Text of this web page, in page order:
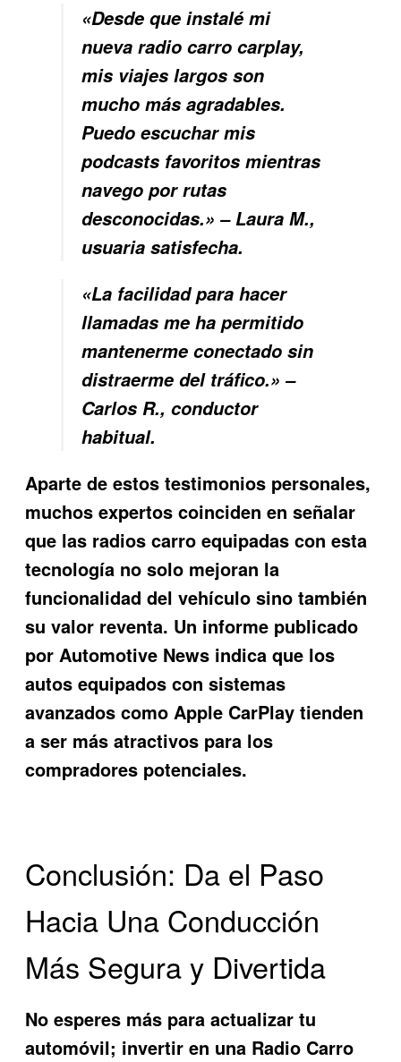
«Desde que instalé mi
nueva radio carro carplay,
mis viajes largos son
mucho más agradables.
Puedo escuchar mis
podcasts favoritos mientras
navego por rutas
desconocidas.» – Laura M.,
usuaria satisfecha.
«La facilidad para hacer
llamadas me ha permitido
mantenerme conectado sin
distraerme del tráfico.» –
Carlos R., conductor
habitual.
Aparte de estos testimonios personales,
muchos expertos coinciden en señalar
que las radios carro equipadas con esta
tecnología no solo mejoran la
funcionalidad del vehículo sino también
su valor reventa. Un informe publicado
por Automotive News indica que los
autos equipados con sistemas
avanzados como Apple CarPlay tienden
a ser más atractivos para los
compradores potenciales.
Conclusión: Da el Paso
Hacia Una Conducción
Más Segura y Divertida
No esperes más para actualizar tu
automóvil; invertir en una Radio Carro